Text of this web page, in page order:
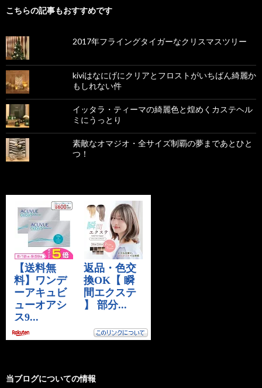
こちらの記事もおすすめです
2017年フライングタイガーなクリスマスツリー
kiviはなにげにクリアとフロストがいちばん綺麗か
もしれない件
イッタラ・ティーマの綺麗色と煌めくカステヘル
ミにうっとり
素敵なオマジオ・全サイズ制覇の夢まであとひと
つ！
当ブログについての情報